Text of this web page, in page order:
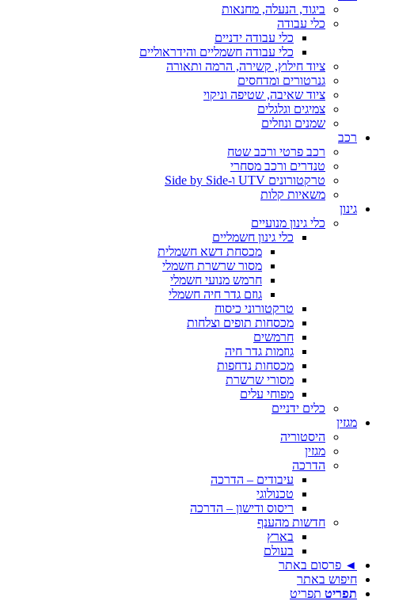
ביגוד, הנעלה, מחנאות
כלי עבודה
כלי עבודה ידניים
כלי עבודה חשמליים והידראוליים
ציוד חילוץ, קשירה, הרמה ותאורה
גנרטורים ומדחסים
ציוד שאיבה, שטיפה וניקוי
צמיגים וגלגלים
שמנים ונוזלים
רכב
רכב פרטי ורכב שטח
טנדרים ורכב מסחרי
טרקטורונים UTV ו-Side by Side
משאיות קלות
גינון
כלי גינון מנועיים
כלי גינון חשמליים
מכסחת דשא חשמלית
מסור שרשרת חשמלי
חרמש מנועי חשמלי
גוזם גדר חיה חשמלי
טרקטורוני כיסוח
מכסחות תופים וצלחות
חרמשים
גוזמות גדר חיה
מכסחות נדחפות
מסורי שרשרת
מפוחי עלים
כלים ידניים
מגזין
היסטוריה
מגזין
הדרכה
עיבודים – הדרכה
טכנולוגי
ריסוס ודישון – הדרכה
חדשות מהענף
בארץ
בעולם
◄ פרסום באתר
חיפוש באתר
תפריט תפריט